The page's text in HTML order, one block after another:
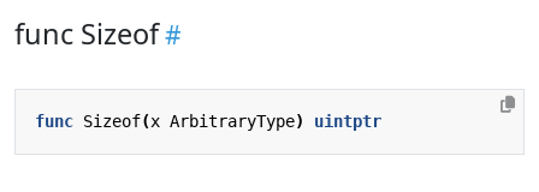
func Sizeof
func Sizeof(x ArbitraryType) uintptr